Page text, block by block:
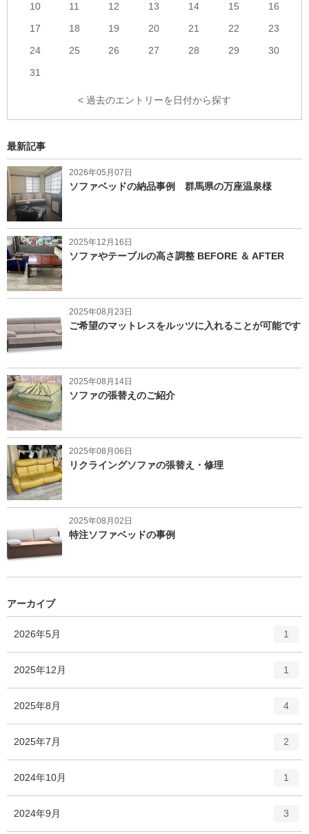
10
11 12 13 14 15
16
17
18 19 20 21 22
23
24
25 26 27 28 29
30
31
< 過去のエントリーを日付から探す
最新記事
2026年05月07日
ソファベッドの納品事例 群馬県の万座温泉様
2025年12月16日
ソファやテーブルの高さ調整 BEFORE ＆ AFTER
2025年08月23日
ご希望のマットレスをルッツに入れることが可能です
2025年08月14日
ソファの張替えのご紹介
2025年08月06日
リクライングソファの張替え・修理
2025年08月02日
特注ソファベッドの事例
アーカイブ
2026年5月
リ
ー
1
2025年12月
ー
1
2025年8月
ー
数
4
2025年7月
リ
ー
2
2024年10月 1
2024年9月 3